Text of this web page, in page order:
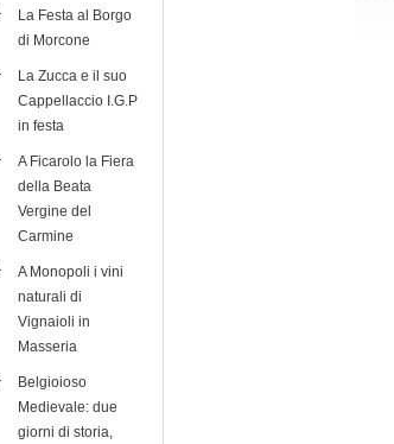
La Festa al Borgo
di Morcone
La Zucca e il suo
Cappellaccio I.G.P
in festa
A Ficarolo la Fiera
della Beata
Vergine del
Carmine
A Monopoli i vini
naturali di
Vignaioli in
Masseria
Belgioioso
Medievale: due
giorni di storia,